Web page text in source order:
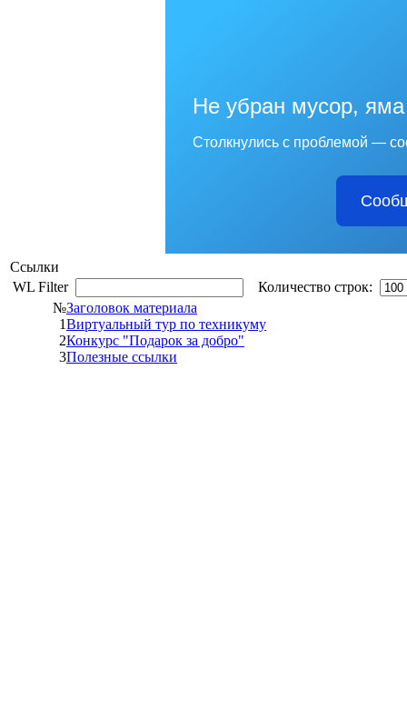
Не убран мусор,
Столкнулись с проблемой —
Ссылки
WL Filter
Количество строк:
№Заголовок материала
1Виртуальный тур по техникуму
2Конкурс "Подарок за добро"
3Полезные ссылки